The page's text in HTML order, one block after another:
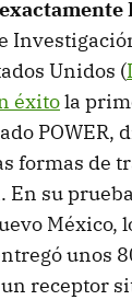
Unidos (
éxitola
POWER,
formas de
En su
México,
unos
receptor